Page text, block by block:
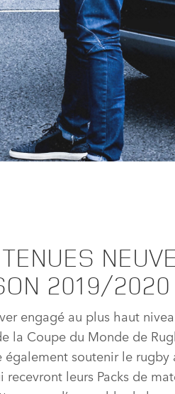
2019/2020
engagé au plus haut
la Coupe du Monde de
également soutenir le rugby
recevront leurs Packs de